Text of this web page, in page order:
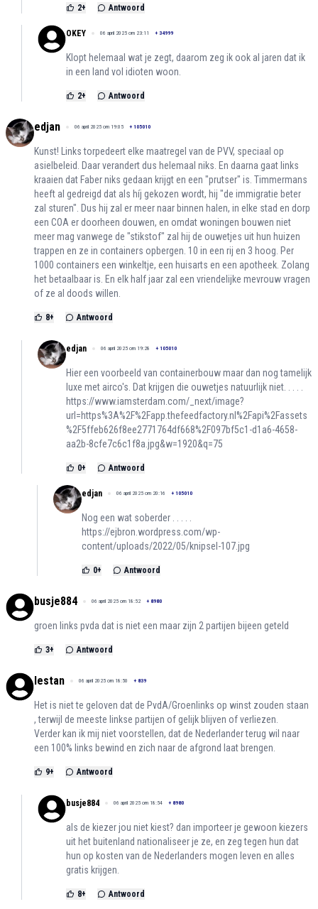
2+ Antwoord
OKEY 06 april 2025 om 23:11 + 34999
Klopt helemaal wat je zegt, daarom zeg ik ook al jaren dat ik
in een land vol idioten woon.
2+ Antwoord
edjan 06 april 2025 om 19:05 + 105010
Kunst! Links torpedeert elke maatregel van de PVV, speciaal op
asielbeleid. Daar verandert dus helemaal niks. En daarna gaat links
kraaien dat Faber niks gedaan krijgt en een "prutser" is. Timmermans
heeft al gedreigd dat als híj gekozen wordt, hij "de immigratie beter
zal sturen". Dus hij zal er meer naar binnen halen, in elke stad en dorp
een COA er doorheen douwen, en omdat woningen bouwen niet
meer mag vanwege de "stikstof" zal hij de ouwetjes uit hun huizen
trappen en ze in containers opbergen. 10 in een rij en 3 hoog. Per
1000 containers een winkeltje, een huisarts en een apotheek. Zolang
het betaalbaar is. En elk half jaar zal een vriendelijke mevrouw vragen
of ze al doods willen.
8+ Antwoord
edjan 06 april 2025 om 19:28 + 105010
Hier een voorbeeld van containerbouw maar dan nog tamelijk
luxe met airco's. Dat krijgen die ouwetjes natuurlijk niet. . . . .
https://www.iamsterdam.com/_next/image?
url=https%3A%2F%2Fapp.thefeedfactory.nl%2Fapi%2Fassets
%2F5ffeb626f8ee2771764df668%2F097bf5c1-d1a6-4658-
aa2b-8cfe7c6c1f8a.jpg&w=1920&q=75
0+ Antwoord
edjan 06 april 2025 om 20:16 + 105010
Nog een wat soberder . . . . .
https://ejbron.wordpress.com/wp-
content/uploads/2022/05/knipsel-107.jpg
0+ Antwoord
busje884 06 april 2025 om 18:52 + 8980
groen links pvda dat is niet een maar zijn 2 partijen bijeen geteld
3+ Antwoord
lestan 06 april 2025 om 18:50 + 839
Het is niet te geloven dat de PvdA/Groenlinks op winst zouden staan
, terwijl de meeste linkse partijen of gelijk blijven of verliezen.
Verder kan ik mij niet voorstellen, dat de Nederlander terug wil naar
een 100% links bewind en zich naar de afgrond laat brengen.
9+ Antwoord
busje884 06 april 2025 om 18:54 + 8980
als de kiezer jou niet kiest? dan importeer je gewoon kiezers
uit het buitenland nationaliseer je ze, en zeg tegen hun dat
hun op kosten van de Nederlanders mogen leven en alles
gratis krijgen.
8+ Antwoord